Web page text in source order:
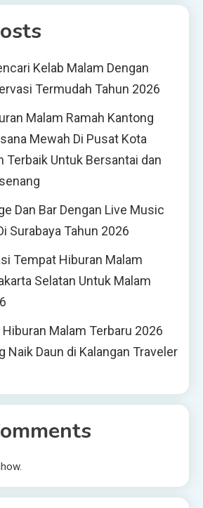
Kelab Malam Dengan
Termudah Tahun 2026
Malam Ramah Kantong
Mewah Di Pusat Kota
Terbaik Untuk Bersantai dan
Dan Bar Dengan Live Music
Surabaya Tahun 2026
Tempat Hiburan Malam
Selatan Untuk Malam
Malam Terbaru 2026
Naik Daun di Kalangan Traveler